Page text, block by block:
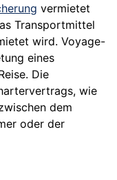
vermietet
Transportmittel
wird. Voyage-
eines
Die
wie
dem
oder der